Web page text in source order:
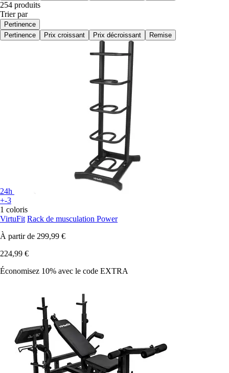
254 produits
Trier par
Pertinence
Pertinence
Prix croissant Prix décroissant Remise
24h
+-3
1 coloris
VirtuFit Rack de musculation Power
À partir de 299,99 €
224,99 €
Économisez 10% avec le code EXTRA